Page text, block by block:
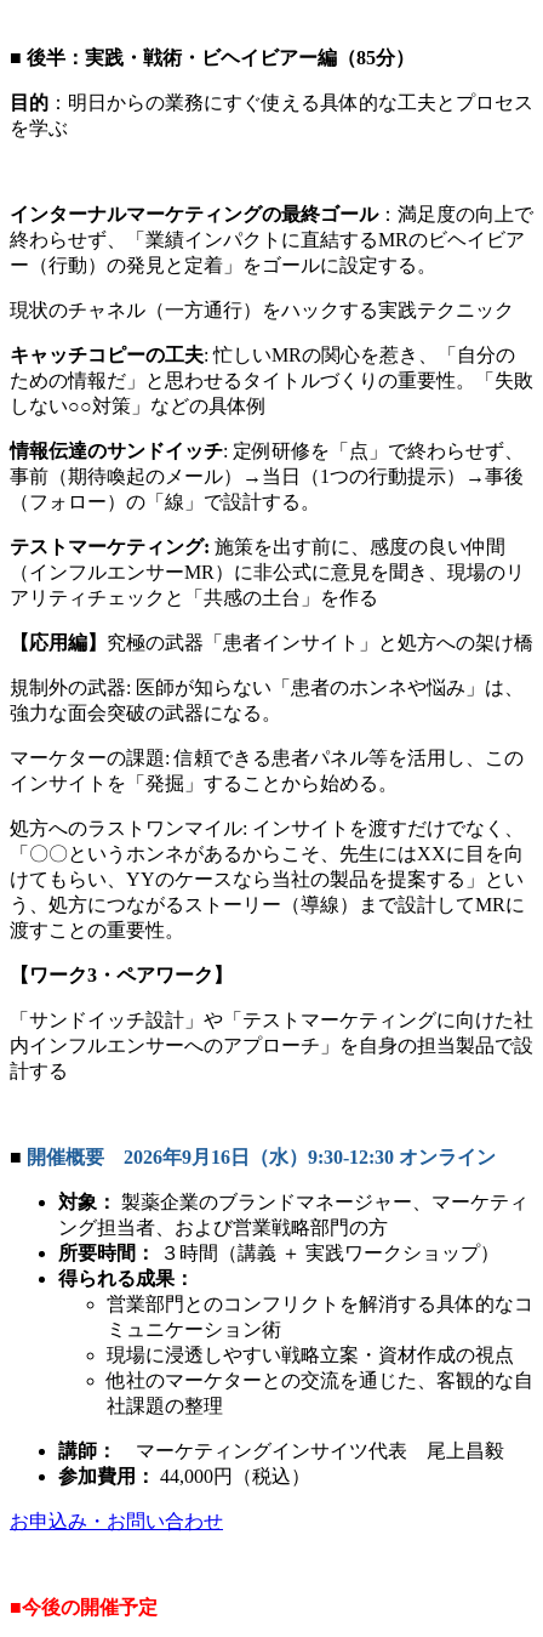
■ 後半：実践・戦術・ビヘイビアー編（85分）
目的 ：明日からの業務にすぐ使える具体的な工夫とプロセス
を学ぶ
インターナルマーケティングの最終ゴール：満足度の向上で
終わらせず、「業績インパクトに直結するMRのビヘイビア
ー（行動）の発見と定着」をゴールに設定する。
現状のチャネル（一方通行）をハックする実践テクニック
キャッチコピーの工夫: 忙しいMRの関心を惹き、「自分の
ための情報だ」と思わせるタイトルづくりの重要性。「失敗
しない○○対策」などの具体例
情報伝達のサンドイッチ: 定例研修を「点」で終わらせず、
事前（期待喚起のメール）→当日（1つの行動提示）→事後
（フォロー）の「線」で設計する。
テストマーケティング: 施策を出す前に、感度の良い仲間
（インフルエンサーMR）に非公式に意見を聞き、現場のリ
アリティチェックと「共感の土台」を作る
【応用編】 究極の武器「患者インサイト」と処方への架け橋
規制外の武器: 医師が知らない「患者のホンネや悩み」は、
強力な面会突破の武器になる。
マーケターの課題: 信頼できる患者パネル等を活用し、この
インサイトを「発掘」することから始める。
処方へのラストワンマイル: インサイトを渡すだけでなく、
「〇〇というホンネがあるからこそ、先生にはXXに目を向
けてもらい、YYのケースなら当社の製品を提案する」とい
う、処方につながるストーリー（導線）まで設計してMRに
渡すことの重要性。
【ワーク3・ペアワーク】
「サンドイッチ設計」や「テストマーケティングに向けた社
内インフルエンサーへのアプローチ」を自身の担当製品で設
計する
■ 開催概要 2026年9月16日（水）9:30-12:30 オンライン
対象： 製薬企業のブランドマネージャー、マーケティ
ング担当者、および営業戦略部門の方
所要時間：
３時間（講義 ＋ 実践ワークショップ）
得られる成果：
営業部門とのコンフリクトを解消する具体的なコ
ミュニケーション術
現場に浸透しやすい戦略立案・資材作成の視点
他社のマーケターとの交流を通じた、客観的な自
社課題の整理
講師： マーケティングインサイツ代表 尾上昌毅
参加費用： 44,000円（税込）
お申込み・お問い合わせ
■今後の開催予定